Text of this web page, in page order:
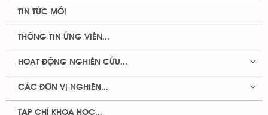
TIN TỨC MỚI
THÔNG TIN ỨNG VIÊN...
HOẠT ĐỘNG NGHIÊN CỨU...
CÁC ĐƠN VỊ NGHIÊN...
TẠP CHÍ KHOA HỌC...